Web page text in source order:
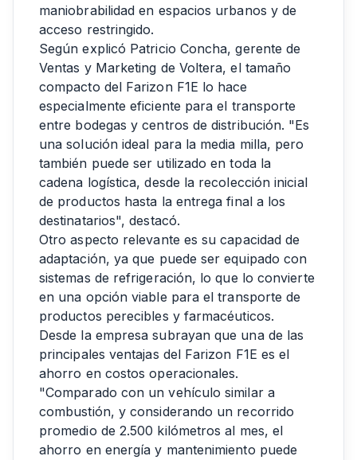
maniobrabilidad en espacios urbanos y de
acceso restringido.
Según explicó Patricio Concha, gerente de
Ventas y Marketing de Voltera, el tamaño
compacto del Farizon F1E lo hace
especialmente eficiente para el transporte
entre bodegas y centros de distribución. "Es
una solución ideal para la media milla, pero
también puede ser utilizado en toda la
cadena logística, desde la recolección inicial
de productos hasta la entrega final a los
destinatarios", destacó.
Otro aspecto relevante es su capacidad de
adaptación, ya que puede ser equipado con
sistemas de refrigeración, lo que lo convierte
en una opción viable para el transporte de
productos perecibles y farmacéuticos.
Desde la empresa subrayan que una de las
principales ventajas del Farizon F1E es el
ahorro en costos operacionales.
"Comparado con un vehículo similar a
combustión, y considerando un recorrido
promedio de 2.500 kilómetros al mes, el
ahorro en energía y mantenimiento puede